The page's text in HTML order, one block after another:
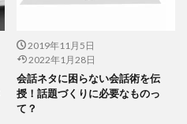
2019年11月5日
2022年1月28日
会話ネタに困らない会話術を伝
授！話題づくりに必要なものっ
て？